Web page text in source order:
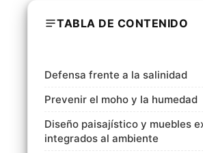
TABLA DE CONTENIDO
Defensa frente a la salinidad
Prevenir el moho y la humedad
Diseño paisajístico y muebles
integrados al ambiente